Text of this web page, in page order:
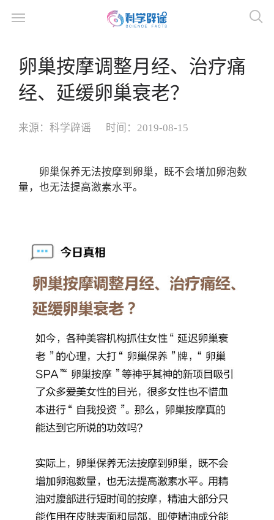
卵巢按摩调整月经、治疗痛
经、延缓卵巢衰老？
来源： 科学辟谣 时间： 2019-08-15
卵巢保养无法按摩到卵巢，既不会增加卵泡数
量，也无法提高激素水平。